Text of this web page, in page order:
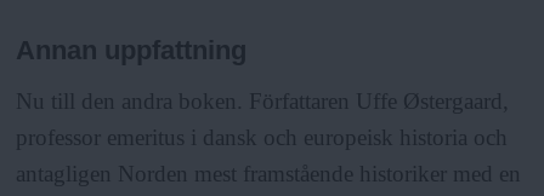
Annan uppfattning
Nu till den andra boken. Författaren Uffe Østergaard,
professor emeritus i dansk och europeisk historia och
antagligen Norden mest framstående historiker med en